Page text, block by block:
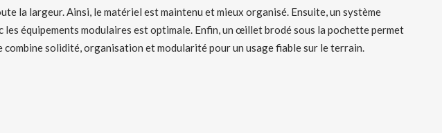
la largeur. Ainsi, le matériel est maintenu et mieux organisé. Ensuite, un système
équipements modulaires est optimale. Enfin, un œillet brodé sous la pochette permet
combine solidité, organisation et modularité pour un usage fiable sur le terrain.